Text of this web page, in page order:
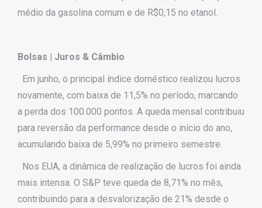
médio da gasolina comum e de R$0,15 no etanol.
Bolsas | Juros & Câmbio
Em junho, o principal índice doméstico realizou lucros
novamente, com baixa de 11,5% no período, marcando
a perda dos 100.000 pontos. A queda mensal contribuiu
para reversão da performance desde o início do ano,
acumulando baixa de 5,99% no primeiro semestre.
Nos EUA, a dinâmica de realização de lucros foi ainda
mais intensa. O S&P teve queda de 8,71% no mês,
contribuindo para a desvalorização de 21% desde o